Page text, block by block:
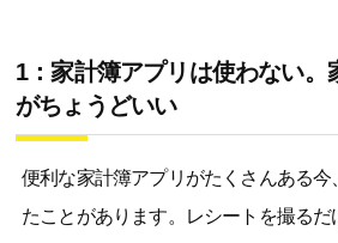
1：家計簿アプリは使わない。
がちょうどいい
便利な家計簿アプリがたくさんある
たことがあります。レシートを撮るだ